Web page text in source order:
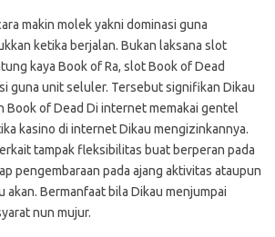
makin molek yakni dominasi guna
ketika berjalan. Bukan laksana slot
kaya Book of Ra, slot Book of Dead
guna unit seluler. Tersebut signifikan Dikau
Book of Dead Di internet memakai gentel
kasino di internet Dikau mengizinkannya.
tampak fleksibilitas buat berperan pada
pengembaraan pada ajang aktivitas ataupun
akan. Bermanfaat bila Dikau menjumpai
nun mujur.